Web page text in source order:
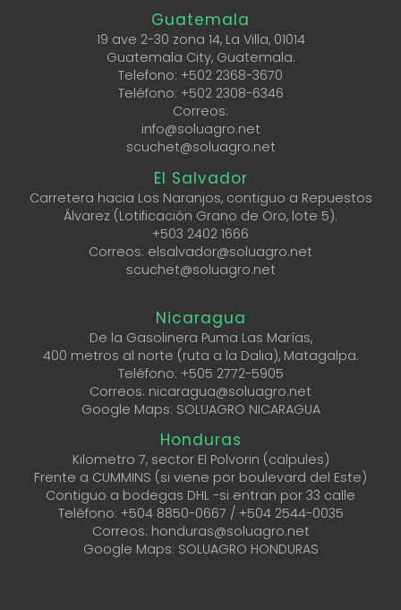
Guatemala
19 ave 2-30 zona 14, La Villa, 01014
Guatemala City, Guatemala.
Telefono: +502 2368-3670
Teléfono: +502 2308-6346
Correos:
info@soluagro.net
scuchet@soluagro.net
El Salvador
Carretera hacia Los Naranjos, contiguo a Repuestos
Álvarez (Lotificación Grano de Oro, lote 5).
+503 2402 1666
Correos: elsalvador@soluagro.net
scuchet@soluagro.net
Nicaragua
De la Gasolinera Puma Las Marías,
400 metros al norte (ruta a la Dalia), Matagalpa.
Teléfono: +505 2772-5905
Correos: nicaragua@soluagro.net
Google Maps: SOLUAGRO NICARAGUA
Honduras
Kilometro 7, sector El Polvorin (calpules)
Frente a CUMMINS (si viene por boulevard del Este)
Contiguo a bodegas DHL -si entran por 33 calle
Teléfono: +504 8850-0667 / ‎ +504 2544-0035
Correos: honduras@soluagro.net
Google Maps: SOLUAGRO HONDURAS